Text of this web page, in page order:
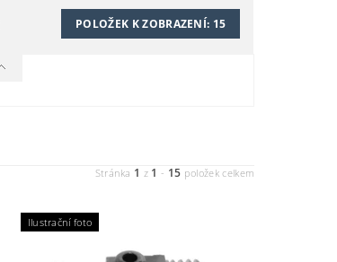
POLOŽEK K ZOBRAZENÍ: 15
Stránka 1 z 1 - 15 položek celkem
Ilustrační foto